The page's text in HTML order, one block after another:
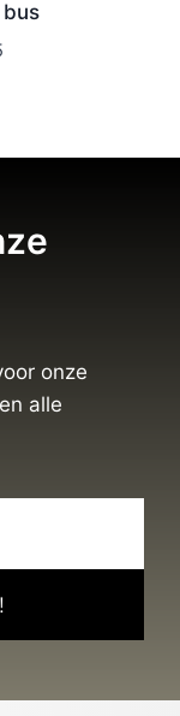
onze
alle